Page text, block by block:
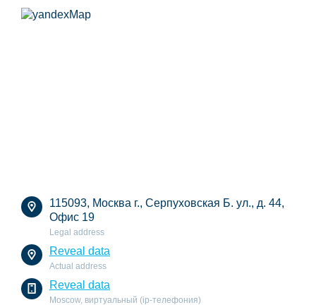
115093, Москва г., Серпуховская Б. ул., д. 44,
Офис 19
Legal address
Reveal data
Actual address
Reveal data
Moscow, виртуальный (ip-телефония)